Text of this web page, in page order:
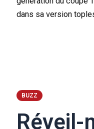
dans sa version
BUZZ
Réveil-